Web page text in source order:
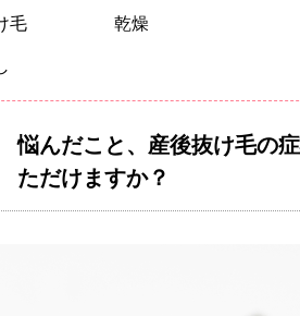
け毛 乾燥
悩んだこと、産後抜け毛の
ただけますか？